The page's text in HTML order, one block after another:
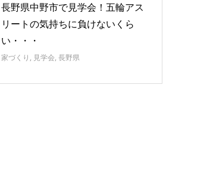
長野県中野市で見学会！五輪アス
リートの気持ちに負けないくら
い・・・
家づくり , 見学会, 長野県